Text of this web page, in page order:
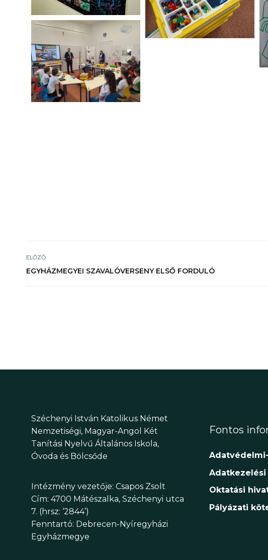
ELŐZŐ
EGYHÁZMEGYEI SZAVALÓVERSENY ELSŐ FORDULÓ
Széchenyi István Katolikus Német
Nemzetiségi, Magyar-Angol Két
Tanítási Nyelvű Általános Iskola,
Óvoda és Bölcsőde
Intézmény vezetője: Csapos Zsolt
Cím: 4700 Mátészalka, Széchenyi utca
7. (hrsz: ‘2844’)
Fenntartó: Debrecen-Nyíregyházi
Egyházmegye
Fontos
Oktatási
Pályázati